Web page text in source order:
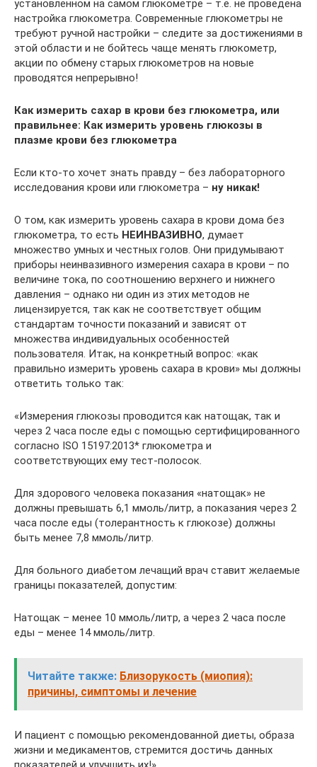
установленном на самом глюкометре – т.е. не проведена
настройка глюкометра. Современные глюкометры не
требуют ручной настройки – следите за достижениями в
этой области и не бойтесь чаще менять глюкометр,
акции по обмену старых глюкометров на новые
проводятся непрерывно!
Как измерить сахар в крови без глюкометра, или
правильнее: Как измерить уровень глюкозы в
плазме крови без глюкометра
Если кто-то хочет знать правду – без лабораторного
исследования крови или глюкометра – ну никак!
О том, как измерить уровень сахара в крови дома без
глюкометра, то есть НЕИНВАЗИВНО, думает
множество умных и честных голов. Они придумывают
приборы неинвазивного измерения сахара в крови – по
величине тока, по соотношению верхнего и нижнего
давления – однако ни один из этих методов не
лицензируется, так как не соответствует общим
стандартам точности показаний и зависят от
множества индивидуальных особенностей
пользователя. Итак, на конкретный вопрос: «как
правильно измерить уровень сахара в крови» мы должны
ответить только так:
«Измерения глюкозы проводится как натощак, так и
через 2 часа после еды с помощью сертифицированного
согласно ISO 15197:2013* глюкометра и
соответствующих ему тест-полосок.
Для здорового человека показания «натощак» не
должны превышать 6,1 ммоль/литр, а показания через 2
часа после еды (толерантность к глюкозе) должны
быть менее 7,8 ммоль/литр.
Для больного диабетом лечащий врач ставит желаемые
границы показателей, допустим:
Натощак – менее 10 ммоль/литр, а через 2 часа после
еды – менее 14 ммоль/литр.
Читайте также: Близорукость (миопия):
причины, симптомы и лечение
И пациент с помощью рекомендованной диеты, образа
жизни и медикаментов, стремится достичь данных